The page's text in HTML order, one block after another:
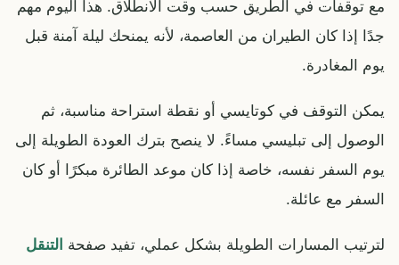
مع توقفات في الطريق حسب وقت الانطلاق. هذا اليوم مهم
جدًا إذا كان الطيران من العاصمة، لأنه يمنحك ليلة آمنة قبل
يوم المغادرة.
يمكن التوقف في كوتايسي أو نقطة استراحة مناسبة، ثم
الوصول إلى تبليسي مساءً. لا ينصح بترك العودة الطويلة إلى
يوم السفر نفسه، خاصة إذا كان موعد الطائرة مبكرًا أو كان
السفر مع عائلة.
لترتيب المسارات الطويلة بشكل عملي، تفيد صفحة التنقل